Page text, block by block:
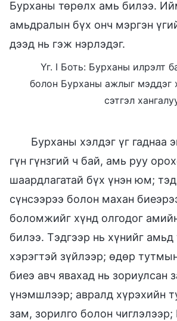
Бурханы төрөлх амь билээ.
амьдралын бүх онч мэргэн
дээд нь гэж нэрлэдэг.
Үг. I Боть: Бурханы илрэлт
болон Бурханы ажлыг мэддэг
сэтгэл
Бурханы хэлдэг үг гаднаа
гүн гүнзгий ч бай, амь руу
шаардлагатай бүх үнэн юм;
сүнсээрээ болон махан
боломжийг хүнд олгодог
билээ. Тэдгээр нь хүнийг амьд
хэрэгтэй зүйлээр; өдөр
биеэ авч явахад нь зориулсан
үнэмшлээр; авралд хүрэхийн
зам, зорилго болон